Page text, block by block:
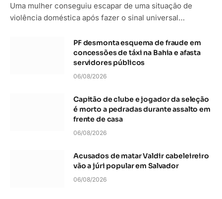
Uma mulher conseguiu escapar de uma situação de
violência doméstica após fazer o sinal universal…
PF desmonta esquema de fraude em
concessões de táxi na Bahia e afasta
servidores públicos
06/08/2026
Capitão de clube e jogador da seleção
é morto a pedradas durante assalto em
frente de casa
06/08/2026
Acusados de matar Valdir cabeleireiro
vão a júri popular em Salvador
06/08/2026